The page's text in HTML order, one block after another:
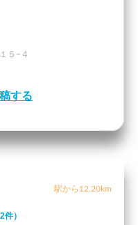
５−４
する
駅から12.20km
件）